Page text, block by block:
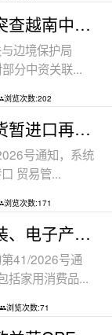
美国依据双边协议突查越南中资工厂，三
边境保护局
分中资关联...
浏览次数:202
越南工贸部发布旧货暂进口再出口新规：
号通知，系统
贸易管...
浏览次数:171
越南暂停已使用服装、电子产品、摩托车
41/2026号通
括家用消费品...
浏览次数:71